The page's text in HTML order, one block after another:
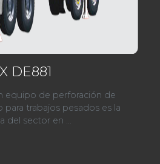
DE881
equipo de perforación de
trabajos pesados es la
del sector en ...